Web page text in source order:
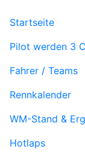
Startseite
Pilot werden 3
Fahrer / Teams
Rennkalender
WM-Stand &
Hotlaps